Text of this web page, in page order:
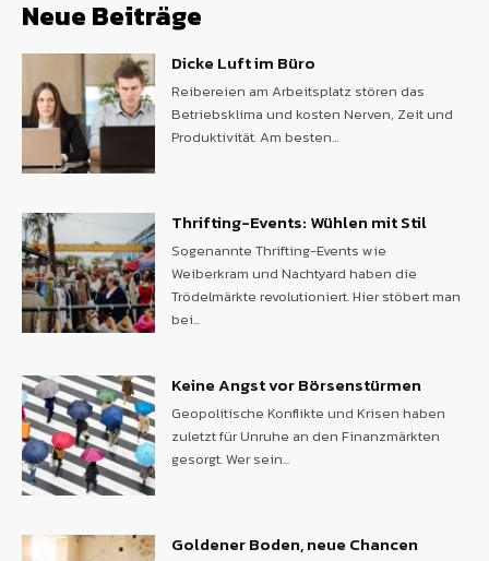
Neue Beiträge
Dicke Luft im Büro
Reibereien am Arbeitsplatz stören das
Betriebsklima und kosten Nerven, Zeit und
Produktivität. Am besten...
Thrifting-Events: Wühlen mit Stil
Sogenannte Thrifting-Events wie
Weiberkram und Nachtyard haben die
Trödelmärkte revolutioniert. Hier stöbert man
bei...
Keine Angst vor Börsenstürmen
Geopolitische Konflikte und Krisen haben
zuletzt für Unruhe an den Finanzmärkten
gesorgt. Wer sein...
Goldener Boden, neue Chancen